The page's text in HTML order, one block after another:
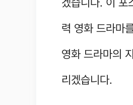
력 영화 드라마
영화 드라마의
리겠습니다.